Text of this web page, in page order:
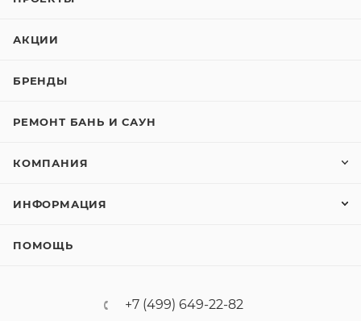
АКЦИИ
БРЕНДЫ
РЕМОНТ БАНЬ И САУН
КОМПАНИЯ
ИНФОРМАЦИЯ
ПОМОЩЬ
+7 (499) 649-22-82